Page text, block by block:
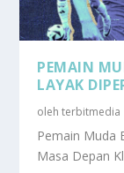
PEMAIN
LAYAK
olehterbitmedia
Pemain Muda
Masa Depan